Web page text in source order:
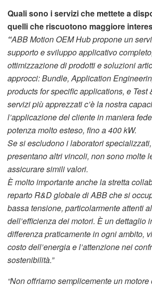
Quali sono i servizi che mettete a
quelli che riscuotono maggiore
“‍ABB Motion OEM Hub propone un
supporto e sviluppo applicativo
ottimizzazione di prodotti e soluzioni
approcci: Bundle, Application
products for specific applications, e Test
servizi più apprezzati c’è la nostra
l’applicazione del cliente in maniera
potenza molto esteso, fino a 400 kW.
Se si escludono i laboratori
presentano altri vincoli, non sono molte
assicurare simili valori.
È molto importante anche la stretta
reparto R&D globale di ABB che si
bassa tensione, particolarmente attenti
dell’efficienza dei motori. È un dettaglio
differenza praticamente in ogni ambito,
costo dell’energia e l’attenzione nei
sostenibilità.”
“Non offriamo semplicemente un motore